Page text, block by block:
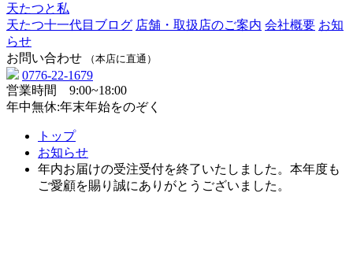
天たつと私
天たつ十一代目ブログ 店舗・取扱店のご案内 会社概要 お知
らせ
お問い合わせ
（本店に直通）
0776-22-1679
営業時間 9:00~18:00
年中無休:年末年始をのぞく
トップ
お知らせ
年内お届けの受注受付を終了いたしました。本年度も
ご愛顧を賜り誠にありがとうございました。